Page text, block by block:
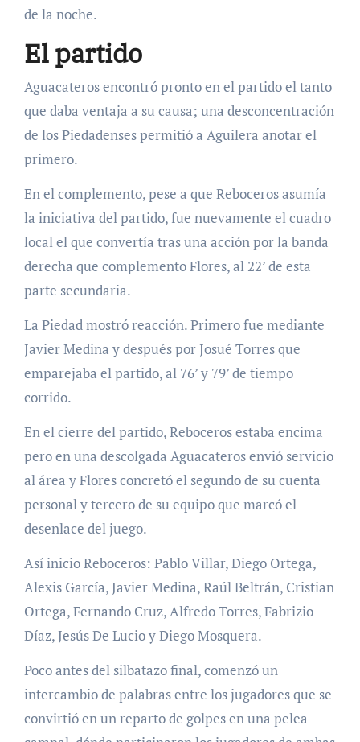
de la noche.
El partido
Aguacateros encontró pronto en el partido el tanto
que daba ventaja a su causa; una desconcentración
de los Piedadenses permitió a Aguilera anotar el
primero.
En el complemento, pese a que Reboceros asumía
la iniciativa del partido, fue nuevamente el cuadro
local el que convertía tras una acción por la banda
derecha que complemento Flores, al 22’ de esta
parte secundaria.
La Piedad mostró reacción. Primero fue mediante
Javier Medina y después por Josué Torres que
emparejaba el partido, al 76’ y 79’ de tiempo
corrido.
En el cierre del partido, Reboceros estaba encima
pero en una descolgada Aguacateros envió servicio
al área y Flores concretó el segundo de su cuenta
personal y tercero de su equipo que marcó el
desenlace del juego.
Así inicio Reboceros: Pablo Villar, Diego Ortega,
Alexis García, Javier Medina, Raúl Beltrán, Cristian
Ortega, Fernando Cruz, Alfredo Torres, Fabrizio
Díaz, Jesús De Lucio y Diego Mosquera.
Poco antes del silbatazo final, comenzó un
intercambio de palabras entre los jugadores que se
convirtió en un reparto de golpes en una pelea